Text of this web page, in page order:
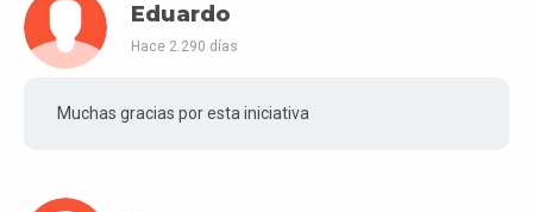
Eduardo
Hace 2.290 días
Muchas gracias por esta iniciativa